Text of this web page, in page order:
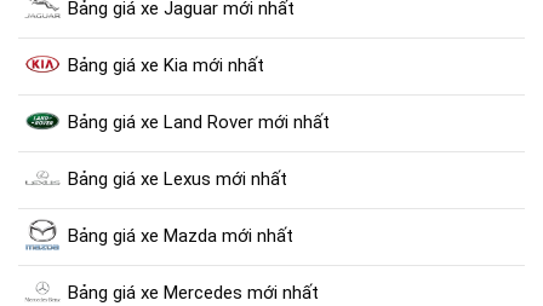
Bảng giá xe Jaguar mới nhất
Bảng giá xe Kia mới nhất
Bảng giá xe Land Rover mới nhất
Bảng giá xe Lexus mới nhất
Bảng giá xe Mazda mới nhất
Bảng giá xe Mercedes mới nhất